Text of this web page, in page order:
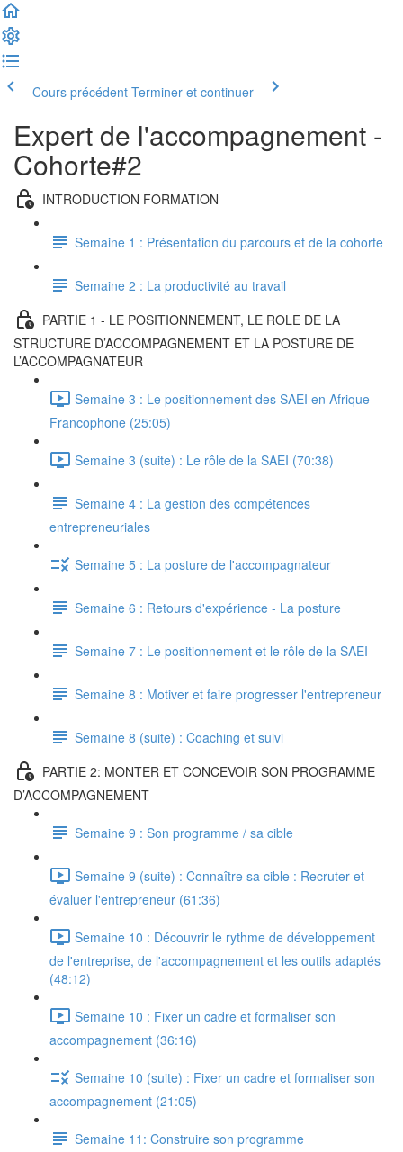
Cours précédent Terminer et continuer
Expert de l'accompagnement -
Cohorte#2
INTRODUCTION FORMATION
Semaine 1 : Présentation du parcours et de la cohorte
Semaine 2 : La productivité au travail
PARTIE 1 - LE POSITIONNEMENT, LE ROLE DE LA
STRUCTURE D’ACCOMPAGNEMENT ET LA POSTURE DE
L’ACCOMPAGNATEUR
Semaine 3 : Le positionnement des SAEI en Afrique
Francophone (25:05)
Semaine 3 (suite) : Le rôle de la SAEI (70:38)
Semaine 4 : La gestion des compétences
entrepreneuriales
Semaine 5 : La posture de l'accompagnateur
Semaine 6 : Retours d'expérience - La posture
Semaine 7 : Le positionnement et le rôle de la SAEI
Semaine 8 : Motiver et faire progresser l'entrepreneur
Semaine 8 (suite) : Coaching et suivi
PARTIE 2: MONTER ET CONCEVOIR SON PROGRAMME
D’ACCOMPAGNEMENT
Semaine 9 : Son programme / sa cible
Semaine 9 (suite) : Connaître sa cible : Recruter et
évaluer l'entrepreneur (61:36)
Semaine 10 : Découvrir le rythme de développement
de l'entreprise, de l'accompagnement et les outils adaptés
(48:12)
Semaine 10 : Fixer un cadre et formaliser son
accompagnement (36:16)
Semaine 10 (suite) : Fixer un cadre et formaliser son
accompagnement (21:05)
Semaine 11: Construire son programme